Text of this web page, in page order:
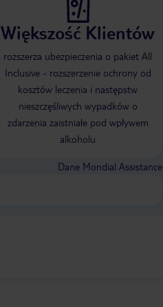
Większość Klientów
rozszerza ubezpieczenia o pakiet All
Inclusive - rozszerzenie ochrony od
kosztów leczenia i następstw
nieszczęśliwych wypadków o
zdarzenia zaistniałe pod wpływem
alkoholu
Dane Mondial Assistance